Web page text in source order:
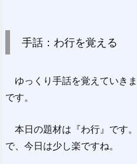
手話：わ行を覚える
ゆっくり手話を覚えていき
です。
本日の題材は『わ行』です
で、今日は少し楽ですね。